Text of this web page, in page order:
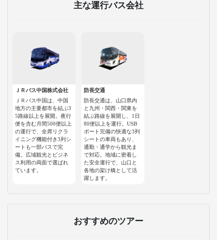
主な運行バス会社
ＪＲバス中国株式会社
ＪＲバス中国は、中国
地方の主要都市を結ぶ3
5路線以上を展開。夜行
便を含む月間500便以上
の運行で、全席リクラ
イニング機能付き3列シ
ートも一部バスで完
備。広域観光とビジネ
ス利用の両面で選ばれ
ています。
防長交通
防長交通は、山口県内
と九州・関西・関東を
結ぶ路線を展開し、1日
80便以上を運行。USB
ポート完備の快適な3列
シートの車両もあり、
通勤・通学から観光ま
で対応。地域に密着し
た安全運行で、山口と
各地の架け橋として活
躍します。
おすすめのツアー